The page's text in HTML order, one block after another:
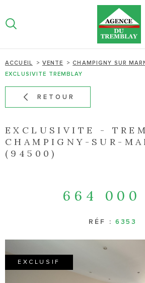
au
menu
au
contenu
ACCUEIL VENTE CHAMPIGNY SUR
EXCLUSIVITE TREMBLAY
RETOUR
EXCLUSIVITE -
CHAMPIGNY-SUR-
(94500)
664 000
RÉF :6353
EXCLUSIF